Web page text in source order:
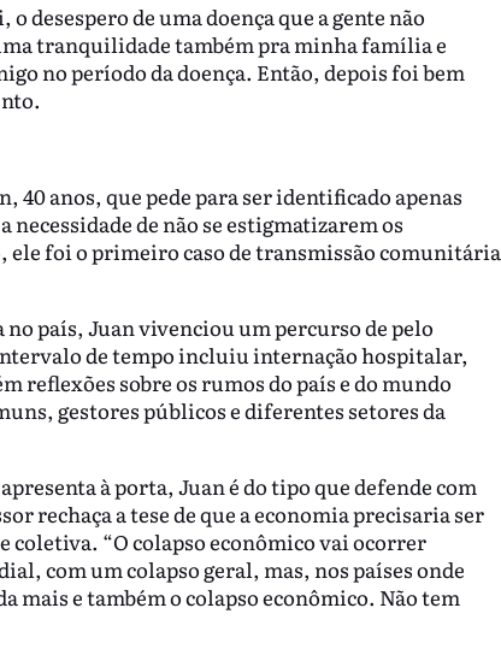
desespero de uma doença que a gente não
tranquilidade também pra minha família e
no período da doença. Então, depois foi bem
anos, que pede para ser identificado apenas
de não se estigmatizarem os
foi o primeiro caso de transmissão comunitária
país, Juan vivenciou um percurso de pelo
de tempo incluiu internação hospitalar,
reflexões sobre os rumos do país e do mundo
gestores públicos e diferentes setores da
à porta, Juan é do tipo que defende com
rechaça a tese de que a economia precisaria ser
coletiva. “O colapso econômico vai ocorrer
com um colapso geral, mas, nos países onde
e também o colapso econômico. Não tem